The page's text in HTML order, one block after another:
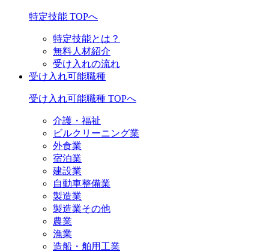
特定技能 TOPへ
特定技能とは？
無料人材紹介
受け入れの流れ
受け入れ可能職種
受け入れ可能職種 TOPへ
介護・福祉
ビルクリーニング業
外食業
宿泊業
建設業
自動車整備業
製造業
製造業その他
農業
漁業
造船・舶用工業